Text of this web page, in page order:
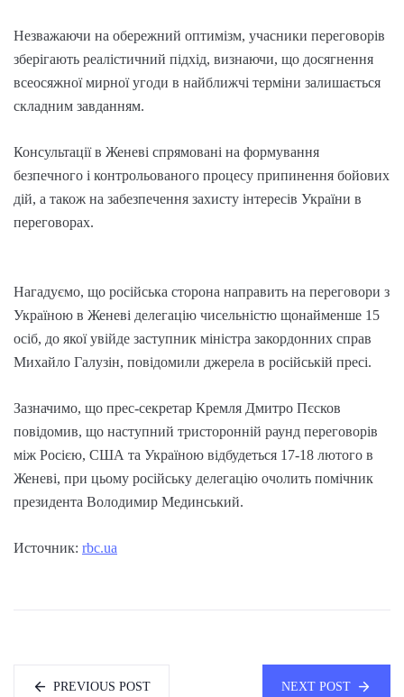
Незважаючи на обережний оптимізм, учасники переговорів
зберігають реалістичний підхід, визнаючи, що досягнення
всеосяжної мирної угоди в найближчі терміни залишається
складним завданням.
Консультації в Женеві спрямовані на формування
безпечного і контрольованого процесу припинення бойових
дій, а також на забезпечення захисту інтересів України в
переговорах.
Нагадуємо, що російська сторона направить на переговори з
Україною в Женеві делегацію чисельністю щонайменше 15
осіб, до якої увійде заступник міністра закордонних справ
Михайло Галузін, повідомили джерела в російській пресі.
Зазначимо, що прес-секретар Кремля Дмитро Пєсков
повідомив, що наступний тристоронній раунд переговорів
між Росією, США та Україною відбудеться 17-18 лютого в
Женеві, при цьому російську делегацію очолить помічник
президента Володимир Мединський.
Источник: rbc.ua
PREVIOUS POST NEXT POST